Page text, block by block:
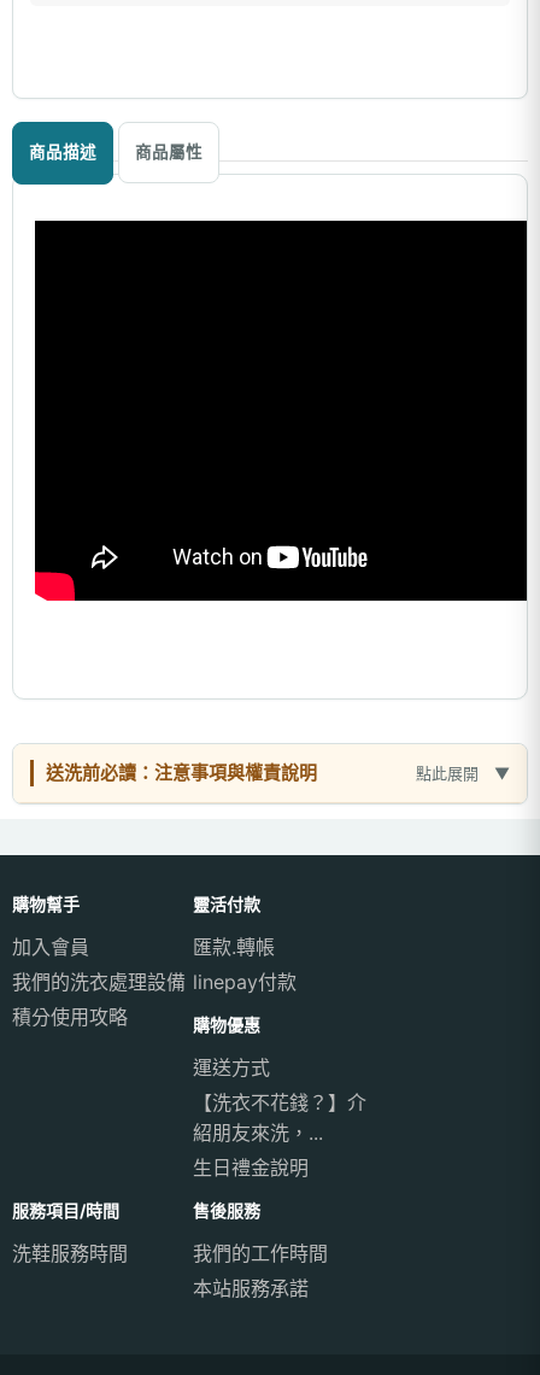
商品描述 商品屬性
送洗前必讀：注意事項與權責說明 點此展開
購物幫手
加入會員
我們的洗衣處理設備
積分使用攻略
靈活付款
匯款.轉帳
linepay付款
購物優惠
運送方式
【洗衣不花錢？】介
紹朋友來洗，...
生日禮金說明
服務項目/時間
洗鞋服務時間
售後服務
我們的工作時間
本站服務承諾